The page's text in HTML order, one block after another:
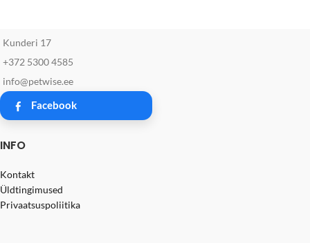
Kunderi 17
+372 5300 4585
info@petwise.ee
Facebook
INFO
Kontakt
Üldtingimused
Privaatsuspoliitika